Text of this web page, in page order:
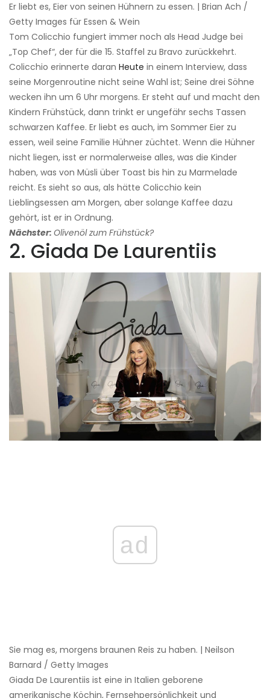
Er liebt es, Eier von seinen Hühnern zu essen. | Brian Ach /
Getty Images für Essen & Wein
Tom Colicchio fungiert immer noch als Head Judge bei
„Top Chef“, der für die 15. Staffel zu Bravo zurückkehrt.
Colicchio erinnerte daran Heute in einem Interview, dass
seine Morgenroutine nicht seine Wahl ist; Seine drei Söhne
wecken ihn um 6 Uhr morgens. Er steht auf und macht den
Kindern Frühstück, dann trinkt er ungefähr sechs Tassen
schwarzen Kaffee. Er liebt es auch, im Sommer Eier zu
essen, weil seine Familie Hühner züchtet. Wenn die Hühner
nicht liegen, isst er normalerweise alles, was die Kinder
haben, was von Müsli über Toast bis hin zu Marmelade
reicht. Es sieht so aus, als hätte Colicchio kein
Lieblingsessen am Morgen, aber solange Kaffee dazu
gehört, ist er in Ordnung.
Nächster: Olivenöl zum Frühstück?
2. Giada De Laurentiis
ad
Sie mag es, morgens braunen Reis zu haben. | Neilson
Barnard / Getty Images
Giada De Laurentiis ist eine in Italien geborene
amerikanische Köchin, Fernsehpersönlichkeit und